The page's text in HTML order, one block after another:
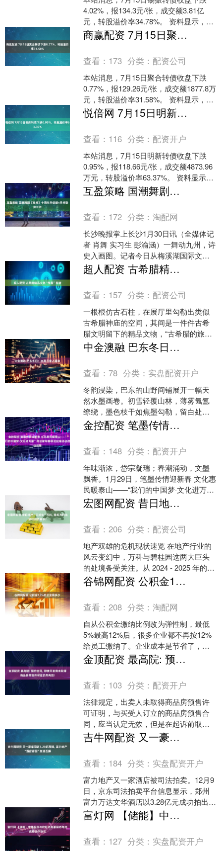
4.02%，报134.3元/张，成交额3.81亿
元，转股溢价率34.78%。 资料显示，锡
振转债信用级别为“AA-”，债券期....
商赢配资 7月15日聚合转债下跌0.77%，转股溢价率31.58%
查看： 173 分类： 配资公司
本站消息，7月15日聚合转债收盘下跌
0.77%，报129.26元/张，成交额1877.8万
元，转股溢价率31.58%。 资料显示，聚
合转债信用级别为“AA-”，.... 悦倍网 7月15日明新转债下跌0.95%，转股溢价率63.37%
查看： 116 分类： 配资开户
本站消息，7月15日明新转债收盘下跌
0.95%，报118.66元/张，成交额4873.96
万元，转股溢价率63.37%。 资料显示，
明新转债信用级别为“AA-”....互盈策略 国潮舞剧《杜甫》十周年升级版4月将登陆长沙
查看： 172 分类：淘配网
长沙晚报掌上长沙1月30日讯（全媒体记
者 肖舞 实习生 彭渝涵）一舞动九州，诗
史入画图。记者今日从梅溪湖国际文化
艺术中心大剧院获悉，被誉为“现象级”国
潮舞剧的《....
超人配资 古希腊精品文物“作客”良渚
查看： 157 分类： 配资公司
一根根仿古石柱，在展厅里勾勒出类似
古希腊神庙的空间，其间是一件件古希
腊文明留下的精品文物，“古希腊的旅
程”展览1月30日在杭州市余杭区良渚博物
院开幕，向中国观众....
中金澳融 巴东冬日：水墨丹青入画来
查看：78 分类： 实盘配资开户
冬韵浸染，巴东的山野间铺展开一幅天
然水墨画卷。初雪轻覆山林，薄雾氤氲
缭绕，墨色枝干如焦墨勾勒，留白处雪
色清透，远山林梢层层晕染，尽得传统
水墨“远取其势，近取其质....
金控配资 笔墨传情迎新春 文化惠民暖泰山——“我们的中国梦·文化进万家”书法家写春联送祝福活动启幕
查看： 148 分类： 配资开户
年味渐浓，岱宗凝瑞；春潮涌动，文墨
飘香。1月29日，笔墨传情迎新春 文化惠
民暖泰山——“我们的中国梦·文化进万
家”活动在泰山景区红门广场启幕。 新华
书画院副院长....
宏图网配资 昔日地产“三好生”万科, 危机为何比碧桂园更棘手?
查看：206 分类： 配资公司
地产双雄的危机现状速览 在地产行业的
风云变幻中，万科与碧桂园这两大巨头
的处境备受关注。从 2024 - 2025 年的数
据来看，两者均深陷危机泥潭 。2024 ....
谷锦网配资 公积金12%的企业有多少
查看：208 分类：淘配网
自从公积金缴纳比例改为弹性制，最低
5%最高12%后，很多企业都不再按12%
给员工缴纳了。企业成本是节省了，但
对员工来说差的可不是一点半点。 比如
你一个月工资2万....
金顶配资 最高院: 预约合同, 即使开发商未取得商品房预售许可证仍然有效!
查看： 103 分类： 配资开户
法律规定，出卖人未取得商品房预售许
可证明，与买受人订立的商品房预售合
同，应当认定无效，但是在起诉前取得
商品房预售许可证明的，可以认定有
效。在商品房交易中，开发商....
吉牛网配资 又一豪华酒店3.28亿落槌, 富力地产“酒店帝国”加速瓦解
查看： 184 分类： 实盘配资开户
富力地产又一家酒店被司法拍卖。12月9
日，京东司法拍卖平台信息显示，郑州
富力万达文华酒店以3.28亿元成功拍出，
成交价约为参考价的七折。 昔日“全球最
大豪华酒店....
富灯网 【储能】中伟股份与欣旺达签署固态电池战略合作协议
查看： 127 分类： 实盘配资开户